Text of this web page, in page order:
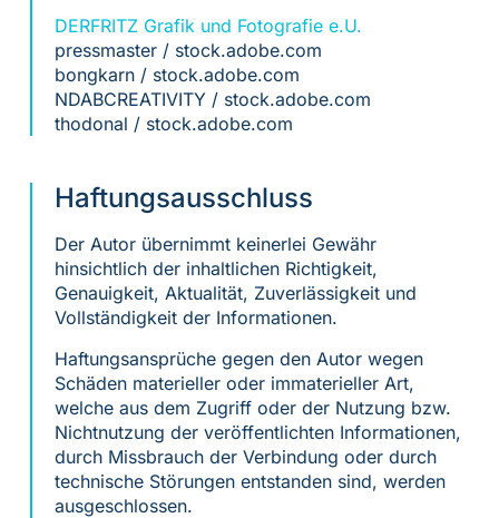
DERFRITZ Grafik und Fotografie e.U.
pressmaster / stock.adobe.com
bongkarn / stock.adobe.com
NDABCREATIVITY / stock.adobe.com
thodonal / stock.adobe.com
Haftungsausschluss
Der Autor übernimmt keinerlei Gewähr
hinsichtlich der inhaltlichen Richtigkeit,
Genauigkeit, Aktualität, Zuverlässigkeit und
Vollständigkeit der Informationen.
Haftungsansprüche gegen den Autor wegen
Schäden materieller oder immaterieller Art,
welche aus dem Zugriff oder der Nutzung bzw.
Nichtnutzung der veröffentlichten Informationen,
durch Missbrauch der Verbindung oder durch
technische Störungen entstanden sind, werden
ausgeschlossen.